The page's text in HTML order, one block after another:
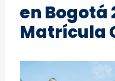
en Bogotá
Matrícula